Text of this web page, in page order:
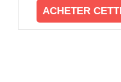
ACHETER